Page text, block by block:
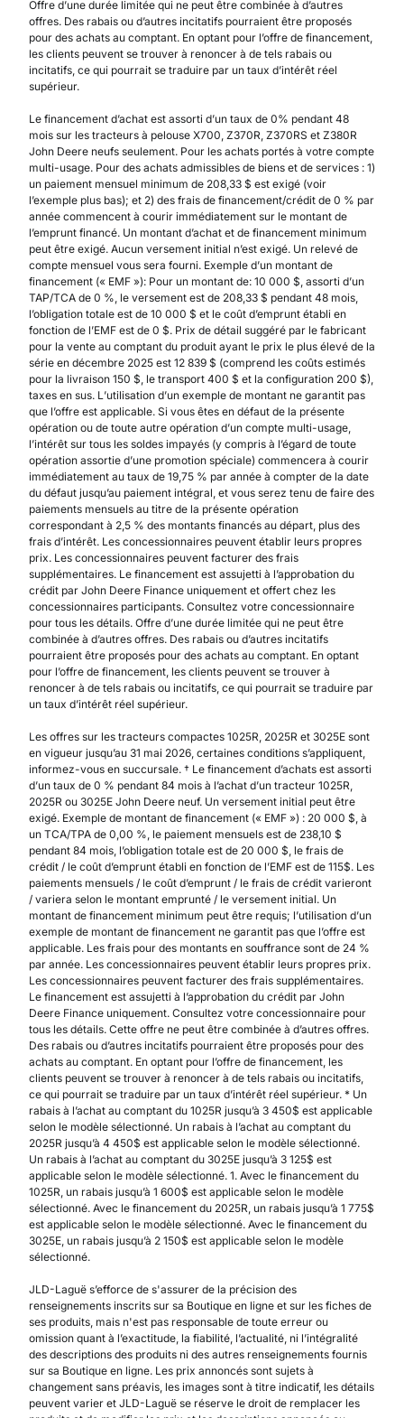
Offre d’une durée limitée qui ne peut être combinée à d’autres
offres. Des rabais ou d’autres incitatifs pourraient être proposés
pour des achats au comptant. En optant pour l’offre de financement,
les clients peuvent se trouver à renoncer à de tels rabais ou
incitatifs, ce qui pourrait se traduire par un taux d’intérêt réel
supérieur.
Le financement d’achat est assorti d’un taux de 0% pendant 48
mois sur les tracteurs à pelouse X700, Z370R, Z370RS et Z380R
John Deere neufs seulement. Pour les achats portés à votre compte
multi-usage. Pour des achats admissibles de biens et de services : 1)
un paiement mensuel minimum de 208,33 $ est exigé (voir
l’exemple plus bas); et 2) des frais de financement/crédit de 0 % par
année commencent à courir immédiatement sur le montant de
l’emprunt financé. Un montant d’achat et de financement minimum
peut être exigé. Aucun versement initial n’est exigé. Un relevé de
compte mensuel vous sera fourni. Exemple d’un montant de
financement (« EMF »): Pour un montant de: 10 000 $, assorti d’un
TAP/TCA de 0 %, le versement est de 208,33 $ pendant 48 mois,
l’obligation totale est de 10 000 $ et le coût d’emprunt établi en
fonction de l’EMF est de 0 $. Prix de détail suggéré par le fabricant
pour la vente au comptant du produit ayant le prix le plus élevé de la
série en décembre 2025 est 12 839 $ (comprend les coûts estimés
pour la livraison 150 $, le transport 400 $ et la configuration 200 $),
taxes en sus. L’utilisation d’un exemple de montant ne garantit pas
que l’offre est applicable. Si vous êtes en défaut de la présente
opération ou de toute autre opération d’un compte multi-usage,
l’intérêt sur tous les soldes impayés (y compris à l’égard de toute
opération assortie d’une promotion spéciale) commencera à courir
immédiatement au taux de 19,75 % par année à compter de la date
du défaut jusqu’au paiement intégral, et vous serez tenu de faire des
paiements mensuels au titre de la présente opération
correspondant à 2,5 % des montants financés au départ, plus des
frais d’intérêt. Les concessionnaires peuvent établir leurs propres
prix. Les concessionnaires peuvent facturer des frais
supplémentaires. Le financement est assujetti à l’approbation du
crédit par John Deere Finance uniquement et offert chez les
concessionnaires participants. Consultez votre concessionnaire
pour tous les détails. Offre d’une durée limitée qui ne peut être
combinée à d’autres offres. Des rabais ou d’autres incitatifs
pourraient être proposés pour des achats au comptant. En optant
pour l’offre de financement, les clients peuvent se trouver à
renoncer à de tels rabais ou incitatifs, ce qui pourrait se traduire par
un taux d’intérêt réel supérieur.
Les offres sur les tracteurs compactes 1025R, 2025R et 3025E sont
en vigueur jusqu’au 31 mai 2026, certaines conditions s’appliquent,
informez-vous en succursale. † Le financement d’achats est assorti
d’un taux de 0 % pendant 84 mois à l’achat d’un tracteur 1025R,
2025R ou 3025E John Deere neuf. Un versement initial peut être
exigé. Exemple de montant de financement (« EMF ») : 20 000 $, à
un TCA/TPA de 0,00 %, le paiement mensuels est de 238,10 $
pendant 84 mois, l’obligation totale est de 20 000 $, le frais de
crédit / le coût d’emprunt établi en fonction de l’EMF est de 115$. Les
paiements mensuels / le coût d’emprunt / le frais de crédit varieront
/ variera selon le montant emprunté / le versement initial. Un
montant de financement minimum peut être requis; l’utilisation d’un
exemple de montant de financement ne garantit pas que l’offre est
applicable. Les frais pour des montants en souffrance sont de 24 %
par année. Les concessionnaires peuvent établir leurs propres prix.
Les concessionnaires peuvent facturer des frais supplémentaires.
Le financement est assujetti à l’approbation du crédit par John
Deere Finance uniquement. Consultez votre concessionnaire pour
tous les détails. Cette offre ne peut être combinée à d’autres offres.
Des rabais ou d’autres incitatifs pourraient être proposés pour des
achats au comptant. En optant pour l’offre de financement, les
clients peuvent se trouver à renoncer à de tels rabais ou incitatifs,
ce qui pourrait se traduire par un taux d’intérêt réel supérieur. * Un
rabais à l’achat au comptant du 1025R jusqu’à 3 450$ est applicable
selon le modèle sélectionné. Un rabais à l’achat au comptant du
2025R jusqu’à 4 450$ est applicable selon le modèle sélectionné.
Un rabais à l’achat au comptant du 3025E jusqu’à 3 125$ est
applicable selon le modèle sélectionné. 1. Avec le financement du
1025R, un rabais jusqu’à 1 600$ est applicable selon le modèle
sélectionné. Avec le financement du 2025R, un rabais jusqu’à 1 775$
est applicable selon le modèle sélectionné. Avec le financement du
3025E, un rabais jusqu’à 2 150$ est applicable selon le modèle
sélectionné.
JLD-Laguë s’efforce de s'assurer de la précision des
renseignements inscrits sur sa Boutique en ligne et sur les fiches de
ses produits, mais n'est pas responsable de toute erreur ou
omission quant à l’exactitude, la fiabilité, l’actualité, ni l’intégralité
des descriptions des produits ni des autres renseignements fournis
sur sa Boutique en ligne. Les prix annoncés sont sujets à
changement sans préavis, les images sont à titre indicatif, les détails
peuvent varier et JLD-Laguë se réserve le droit de remplacer les